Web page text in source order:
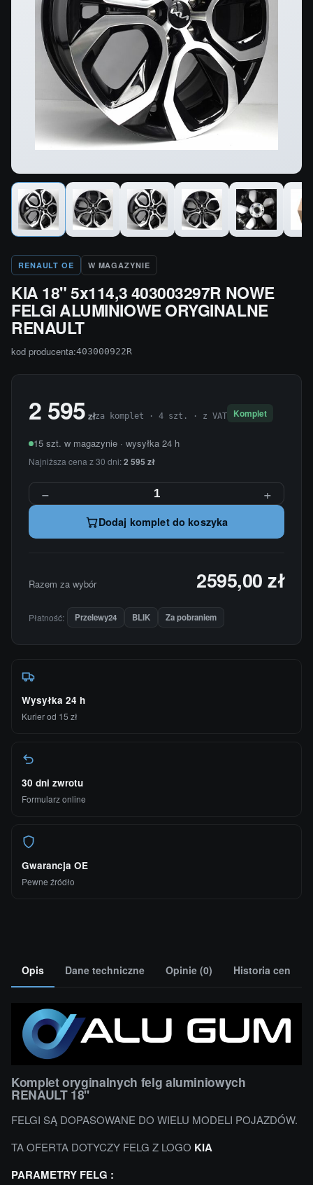
RENAULT OE W MAGAZYNIE
KIA 18" 5x114,3 403003297R NOWE
FELGI ALUMINIOWE ORYGINALNE
RENAULT
kod producenta:403000922R
2 595 złza komplet · 4 szt. · z VAT Komplet
15 szt. w magazynie · wysyłka 24 h
Najniższa cena z 30 dni:2 595 zł
− +
Dodaj komplet do koszyka
Razem za wybór 2595,00 zł
Płatność: Przelewy24 BLIK Za pobraniem
Wysyłka 24 h
Kurier od 15 zł
30 dni zwrotu
Formularz online
Gwarancja OE
Pewne źródło
Opis Dane techniczne Opinie (0) Historia cen
Komplet oryginalnych felg aluminiowych
RENAULT 18''
FELGI SĄ DOPASOWANE DO WIELU MODELI POJAZDÓW.
TA OFERTA DOTYCZY FELG Z LOGO KIA
PARAMETRY FELG :